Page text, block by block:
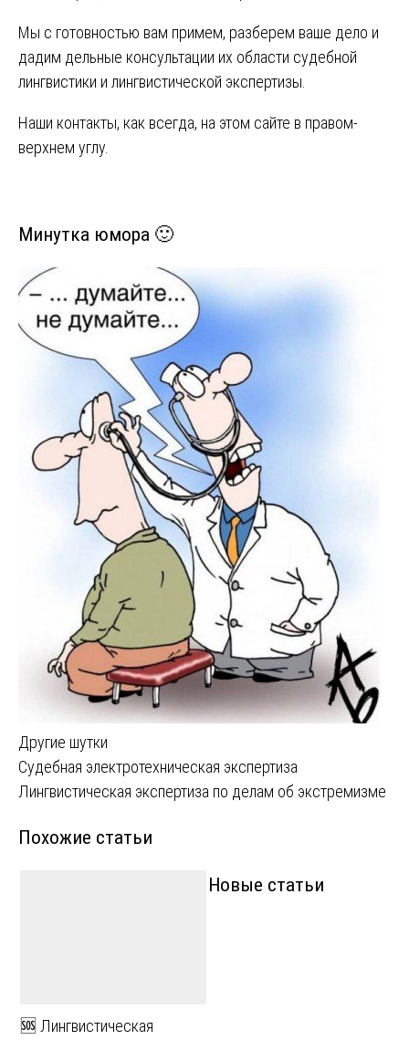
Мы с готовностью вам примем, разберем ваше дело и
дадим дельные консультации их области судебной
лингвистики и лингвистической экспертизы.
Наши контакты, как всегда, на этом сайте в правом-
верхнем углу.
Минутка юмора 🙂
Другие шутки
Навигация
записям
Судебная электротехническая экспертиза
Лингвистическая экспертиза по делам об экстремизме
Похожие статьи
🆘 Лингвистическая
Новые статьи